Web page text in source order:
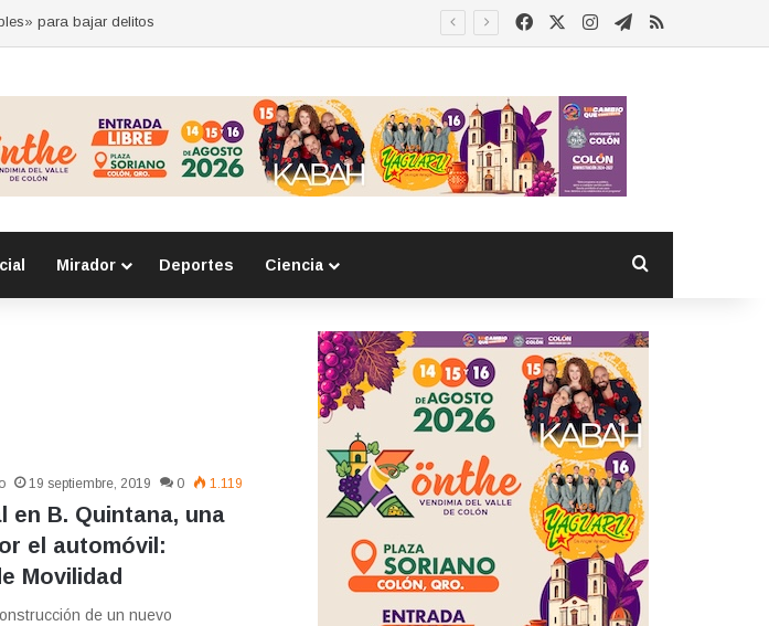
para bajar delitos FacebookInstagram
Telegram
RSS
Mirador Deportes Ciencia
19 septiembre, 2019 0 1.119
en B. Quintana, una
el automóvil:
Movilidad
de un nuevo